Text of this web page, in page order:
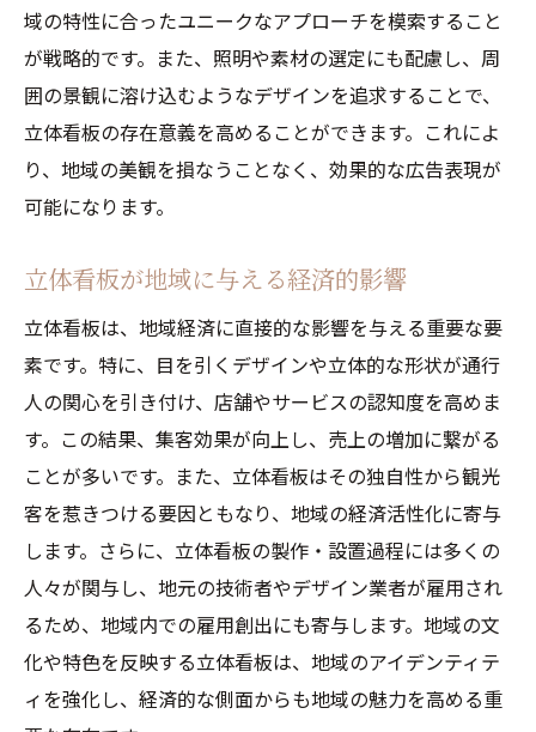
域の特性に合ったユニークなアプローチを模索すること
が戦略的です。また、照明や素材の選定にも配慮し、周
囲の景観に溶け込むようなデザインを追求することで、
立体看板の存在意義を高めることができます。これによ
り、地域の美観を損なうことなく、効果的な広告表現が
可能になります。
立体看板が地域に与える経済的影響
立体看板は、地域経済に直接的な影響を与える重要な要
素です。特に、目を引くデザインや立体的な形状が通行
人の関心を引き付け、店舗やサービスの認知度を高めま
す。この結果、集客効果が向上し、売上の増加に繋がる
ことが多いです。また、立体看板はその独自性から観光
客を惹きつける要因ともなり、地域の経済活性化に寄与
します。さらに、立体看板の製作・設置過程には多くの
人々が関与し、地元の技術者やデザイン業者が雇用され
るため、地域内での雇用創出にも寄与します。地域の文
化や特色を反映する立体看板は、地域のアイデンティテ
ィを強化し、経済的な側面からも地域の魅力を高める重